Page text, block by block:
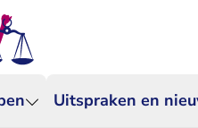
Uitspraken en